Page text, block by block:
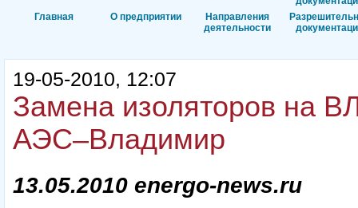
Главная О предприятии
Направления
деятельности
19-05-2010, 12:07
Замена изоляторов на
АЭС–Владимир
13.05.2010 energo-news.ru